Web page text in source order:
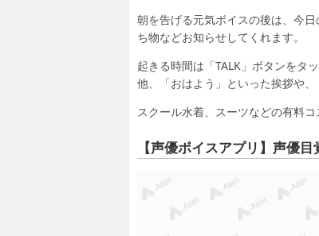
朝を告げる元気ボイスの後は、今
ち物などお知らせしてくれます。
起きる時間は「TALK」ボタンを
他、「おはよう」といった挨拶や
スクール水着、スーツなどの有料
【声優ボイスアプリ】声優